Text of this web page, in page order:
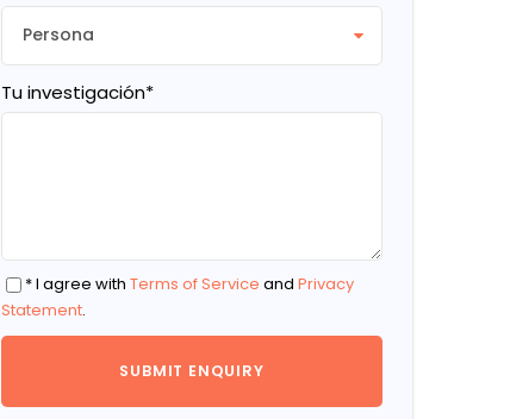
Tu investigación*
* I agree with Terms of Service and Privacy
Statement.